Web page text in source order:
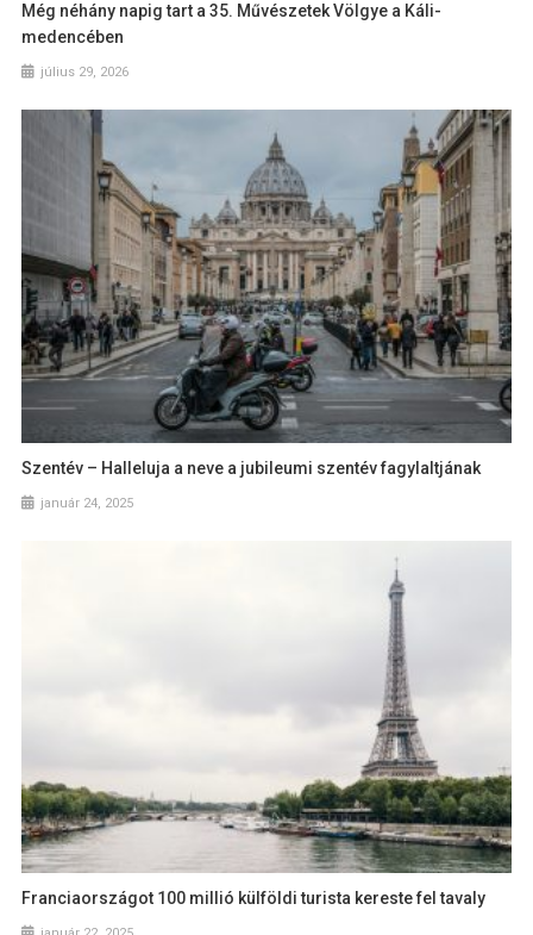
Még néhány napig tart a 35. Művészetek Völgye a Káli-
medencében
július 29, 2026
Szentév – Halleluja a neve a jubileumi szentév fagylaltjának
január 24, 2025
Franciaországot 100 millió külföldi turista kereste fel tavaly